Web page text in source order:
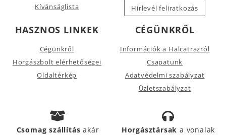
Kívánságlista
Hírlevél feliratkozás
HASZNOS LINKEK
Cégünkről
Horgászbolt elérhetőségei
Oldaltérkép
CÉGÜNKRŐL
Információk a Halcatrazról
Csapatunk
Adatvédelmi szabályzat
Üzletszabályzat
Csomag szállításakár
Horgásztársak a vonalak